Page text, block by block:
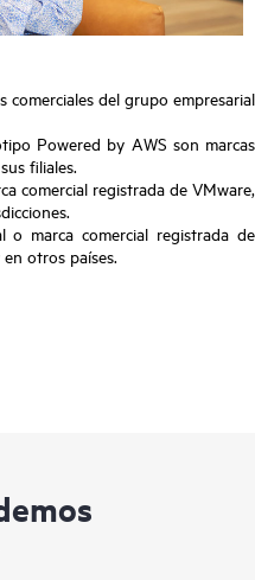
comerciales del grupo empresarial
Powered by AWS son marcas
filiales.
comercial registrada de VMware,
o marca comercial registrada de
otros países.